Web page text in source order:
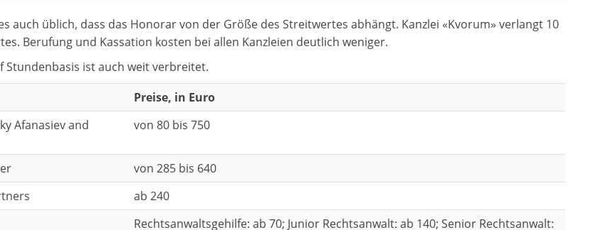
auch üblich, dass das Honorar von der Größe des Streitwertes abhängt. Kanzlei «Kvorum» verlangt 10
Berufung und Kassation kosten bei allen Kanzleien deutlich weniger.
Stundenbasis ist auch weit verbreitet.
Preise, in Euro
Afanasiev and
von 80 bis 750
von 285 bis 640
ab 240
Rechtsanwaltsgehilfe: ab 70; Junior Rechtsanwalt: ab 140; Senior Rechtsanwalt: